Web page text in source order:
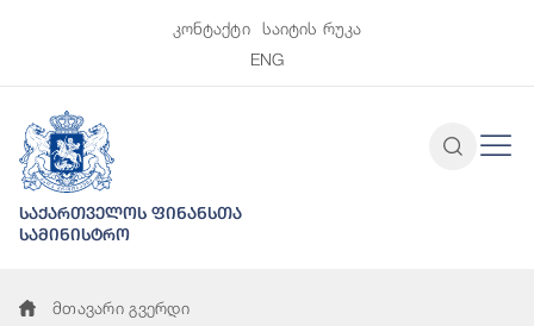
კონტაქტი
საიტის რუკა
ENG
საქართველოს ფინანსთა
სამინისტრო
მთავარი გვერდი